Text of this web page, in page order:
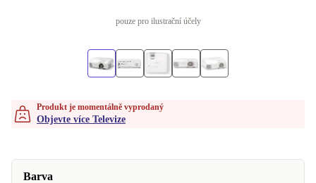
pouze pro ilustrační účely
Produkt je momentálně vyprodaný
Objevte více Televize
Barva